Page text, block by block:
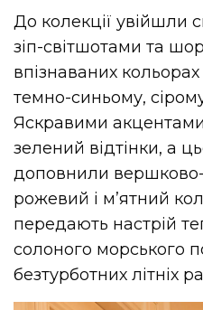
До колекції увійшли
зіп-світшотами та
впізнаваних
темно-синьому,
Яскравими
зелений відтінки, а
доповнили
рожевий і м’ятний
передають настрій
солоного морського
безтурботних літніх